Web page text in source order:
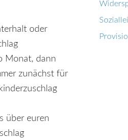
oder
Monat, dann
zunächst für
über euren